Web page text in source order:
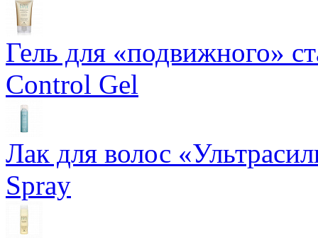
Гель для «подвижного»
Control Gel
Лак для волос
Spray